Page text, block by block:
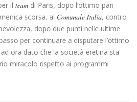
il team di Paris, dopo l’ottimo pari
scorsa, al Comunale Italia, contro
dopo due punti nelle ultime
per continuare a disputare l’ottimo
ora dato che la società eretina sta
miracolo rispetto ai programmi